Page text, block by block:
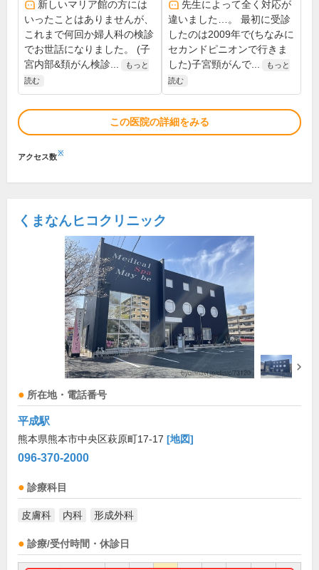
新しいマリア館の方には
いったことはありませんが、
これまで何回か婦人科の検診
でお世話になりました。 (子
宮内部&頚がん検診...
もっと
読む
先生によって全く対応が
違いました…。 最初に受診
したのは2009年で(ちなみに
セカンドピニオンで行きま
した)子宮頸がんで...
もっと
読む
この医院の詳細をみる
アクセス数※
くまなんヒコクリニック
所在地・電話番号
平成駅
熊本県熊本市中央区萩原町17-17 [地図]
096-370-2000
診療科目
皮膚科 内科 形成外科
診療/受付時間・休診日